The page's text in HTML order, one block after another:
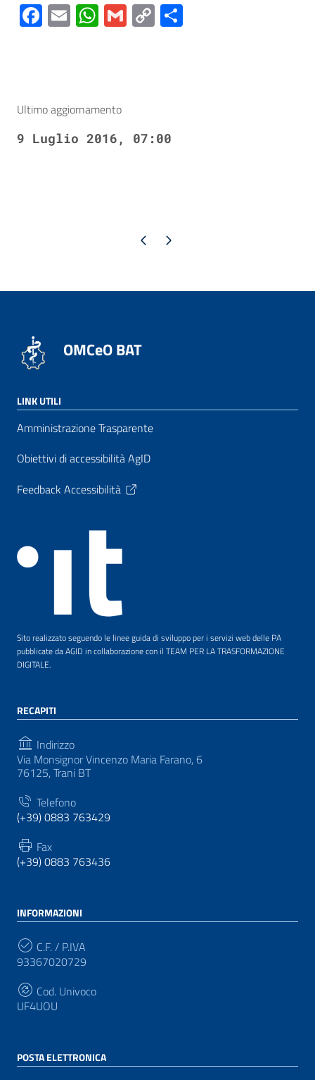
Facebook
EmailWhatsApp
Gmail
Copy
Ultimo aggiornamento
9 Luglio 2016, 07:00
Pagina precedente
Pagina successiva
OMCeO BAT
LINK UTILI
Amministrazione Trasparente
Obiettivi di accessibilità AgID
Feedback Accessibilità
Sito realizzato seguendo le linee guida di sviluppo per i servizi web delle PA
pubblicate da AGID in collaborazione con il TEAM PER LA TRASFORMAZIONE
DIGITALE.
RECAPITI
Indirizzo
Via Monsignor Vincenzo Maria Farano, 6
76125, Trani BT
Telefono
(+39) 0883 763429
Fax
(+39) 0883 763436
INFORMAZIONI
C.F. / P.IVA
93367020729
Cod. Univoco
UF4UOU
POSTA ELETTRONICA